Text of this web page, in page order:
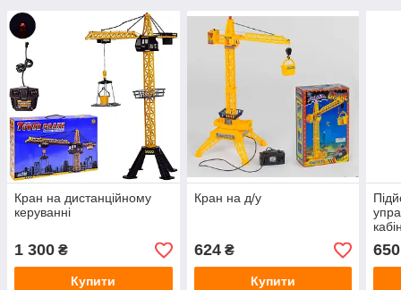
Кран на дистанційному
керуванні
1 300 ₴
Купити
Кран на д/у
624₴
Купити
650